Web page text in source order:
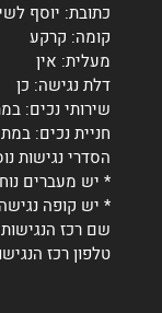
כתובת: יוסף לשינסקי 9, ראשון לציון,
קומה: קרקע
מעלית: אין
דלת נגישה: כן
שירותי נכים:
חניית נכים:
הסדרי נגישות
* יש מעברים
* יש קופה
שם רכז
טלפון רכז הנגישות: